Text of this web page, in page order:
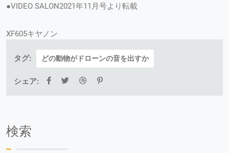
●VIDEO SALON2021年11月号より転載
XF605キヤノン
タグ: どの動物がドローンの音を出すか
シェア:
検索